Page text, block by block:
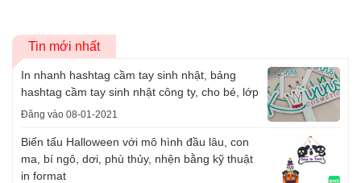
Tin mới nhất
In nhanh hashtag cầm tay sinh nhật, bảng
hashtag cầm tay sinh nhật công ty, cho bé, lớp
Đăng vào 08-01-2021
Biến tấu Halloween với mô hình đầu lâu, con
ma, bí ngô, dơi, phù thủy, nhện bằng kỹ thuật
in format